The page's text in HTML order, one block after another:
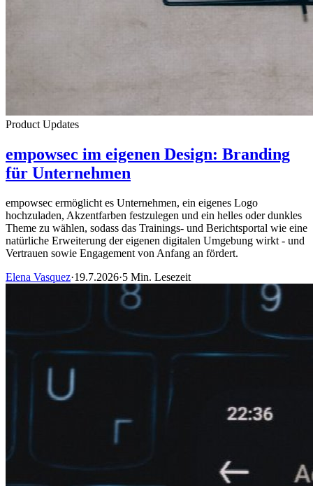
Product Updates
empowsec im eigenen Design: Branding
für Unternehmen
empowsec ermöglicht es Unternehmen, ein eigenes Logo
hochzuladen, Akzentfarben festzulegen und ein helles oder dunkles
Theme zu wählen, sodass das Trainings- und Berichtsportal wie eine
natürliche Erweiterung der eigenen digitalen Umgebung wirkt - und
Vertrauen sowie Engagement von Anfang an fördert.
Elena Vasquez·19.7.2026·5 Min. Lesezeit